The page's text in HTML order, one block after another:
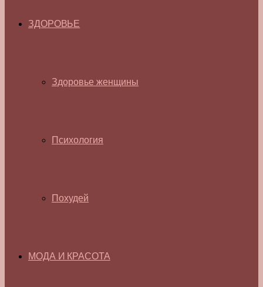
ЗДОРОВЬЕ
Здоровье женщины
Психология
Похудей
МОДА И КРАСОТА